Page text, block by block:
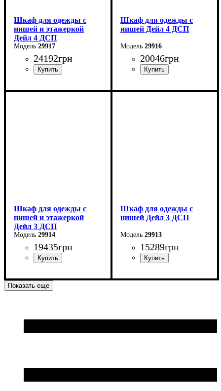
Шкаф для одежды с
нишей и этажеркой
Дейл 4 ДСП
29917
24192грн
Ширина: 234 см
Шкаф для одежды с
нишей Дейл 4 ДСП
29916
20046грн
Ширина: 206 см
Шкаф для одежды с
нишей и этажеркой
Дейл 3 ДСП
29914
19435грн
Ширина: 178 см
Высота: 220 см
Шкаф для одежды с
нишей Дейл 3 ДСП
29913
15289грн
Ширина: 150 см
Показать еще